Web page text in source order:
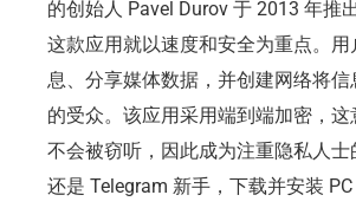
的创始人 Pavel Durov 于 2013 年推
这款应用就以速度和安全为重点。用
息、分享媒体数据，并创建网络将信
的受众。该应用采用端到端加密，
不会被窃听，因此成为注重隐私人士
还是 Telegram 新手，下载并安装